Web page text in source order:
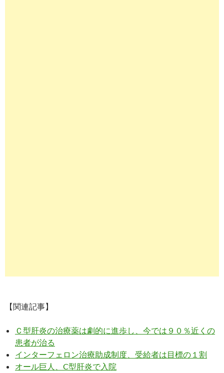
【関連記事】
Ｃ型肝炎の治療薬は劇的に進歩し、今では９０％近くの
患者が治る
インターフェロン治療助成制度、受給者は目標の１割
オール巨人、C型肝炎で入院